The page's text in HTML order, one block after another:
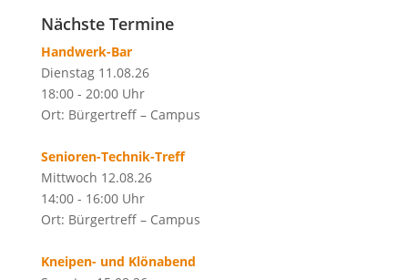
Nächste Termine
Handwerk-Bar
Dienstag 11.08.26
18:00 - 20:00 Uhr
Ort: Bürgertreff – Campus
Senioren-Technik-Treff
Mittwoch 12.08.26
14:00 - 16:00 Uhr
Ort: Bürgertreff – Campus
Kneipen- und Klönabend